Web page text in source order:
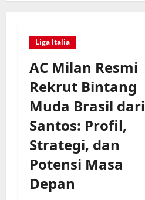
Liga Italia
AC Milan Resmi
Rekrut Bintang
Muda Brasil dari
Santos: Profil,
Strategi, dan
Potensi Masa
Depan